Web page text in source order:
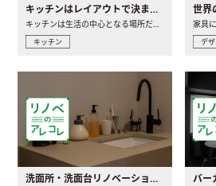
キッチンはレイアウトで決まる。後悔しないための考え方と選び方
キッチンは生活の中心となる場所だからこそ、家の中のどこに置..
キッチン デ
洗面所・洗面台リノベーションの事例と間取りアイデア